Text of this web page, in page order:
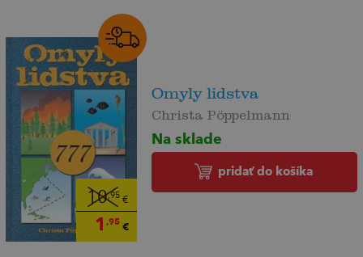
10,95€
1 ,95€
Omyly lidstva
Christa Pöppelmann
Na sklade
pridať do košíka